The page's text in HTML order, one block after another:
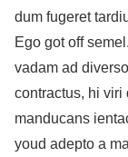
dum fugeret
Ego got off
vadam ad
contractus, hi
manducans
youd adepto a